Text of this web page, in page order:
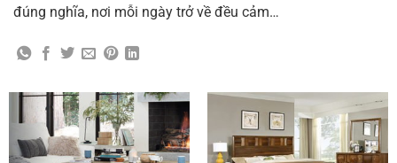
đúng nghĩa, nơi mỗi ngày trở về đều cảm…